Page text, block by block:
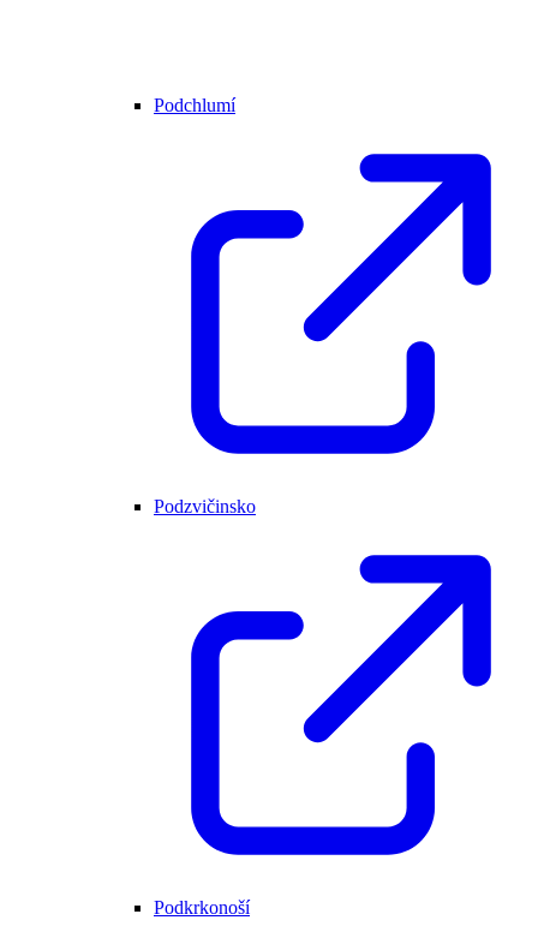
Podchlumí
Podzvičinsko
Podkrkonoší